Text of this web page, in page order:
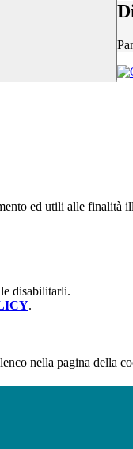
ed utili alle finalità
disabilitarli.
.
nella pagina della